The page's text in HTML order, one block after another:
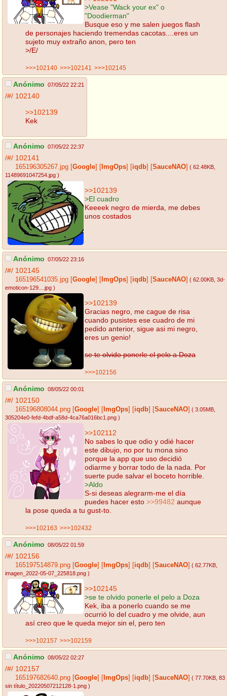
>Vease "Wack your ex" o
"Doodierman"
Busque eso y me salen juegos flash
de personajes haciendo tremendas cacotas....eres un
sujeto muy extraño anon, pero ten
>/E/
>>>102140 >>>102141 >>>102145
Anónimo 07/05/22 22:21
/#/ 102140
>>102139
Kek
Anónimo 07/05/22 22:37
/#/ 102141
165196305267.jpg Google ImgOps iqdb SauceNAO ( 62.48KB
11489691047254.jpg )
>>102139
>El cuadro
Keeeek negro de mierda, me debes
unos costados
Anónimo 07/05/22 23:16
/#/ 102145
165196541035.jpg Google ImgOps iqdb SauceNAO ( 62.00KB , 3d-
emoticon-129....jpg )
>>102139
Gracias negro, me cague de risa
cuando pusistes ese cuadro de mi
pedido anterior, sigue asi mi negro,
eres un genio!
se te olvido ponerle el pelo a Doza
>>>102156
Anónimo 08/05/22 00:01
/#/ 102150
165196808044.png Google ImgOps iqdb SauceNAO ( 3.05MB
305204e0-fefd-4bdf-a58d-4ca76a016bc1.png )
>>102112
No sabes lo que odio y odié hacer
este dibujo, no por tu mona sino
porque la app que uso decidió
odiarme y borrar todo de la nada. Por
suerte pude salvar el boceto horrible.
>Aldo
S-si deseas alegrarm-me el día
puedes hacer esto >>99482 aunque
la pose queda a tu gust-to.
>>>102163 >>>102432
Anónimo 08/05/22 01:59
/#/ 102156
165197514879.png Google ImgOps iqdb SauceNAO ( 62.77KB
imagen_2022-05-07_225818.png )
>>102145
>se te olvido ponerle el pelo a Doza
Kek, iba a ponerlo cuando se me
ocurrió lo del cuadro y me olvide, aun
así creo que le queda mejor sin el, pero ten
>>>102157 >>>102159
Anónimo 08/05/22 02:27
/#/ 102157
165197682640.png Google ImgOps iqdb SauceNAO ( 77.70KB , 83
sin título_20220507212128-1.png )